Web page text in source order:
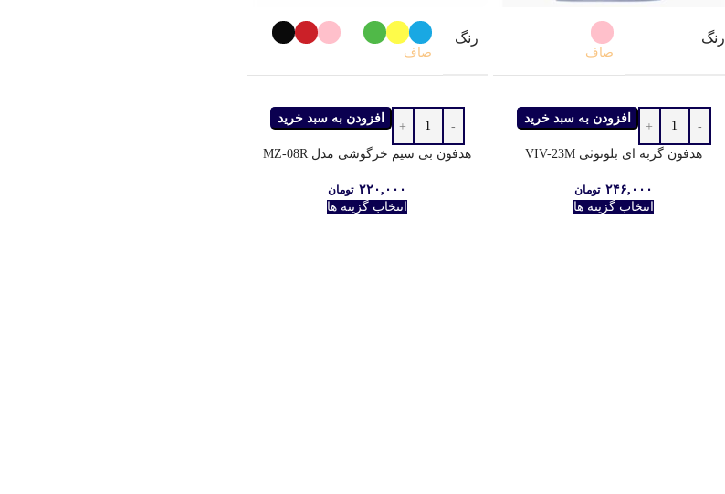
رنگ
صاف
افزودن به سبد خرید
هدفون گربه ای بلوتوثی VIV-23M
۲۴۶,۰۰۰ تومان
انتخاب گزینه ها
رنگ
صاف
افزودن به سبد خرید
هدفون بی سیم خرگوشی مدل MZ-08R
۲۲۰,۰۰۰ تومان
انتخاب گزینه ها